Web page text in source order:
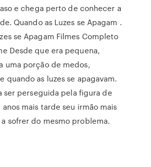
e chega perto de conhecer a
Quando as Luzes se Apagam .
se Apagam Filmes Completo
Desde que era pequena,
uma porção de medos,
quando as luzes se apagavam.
ser perseguida pela figura de
mais tarde seu irmão mais
sofrer do mesmo problema.